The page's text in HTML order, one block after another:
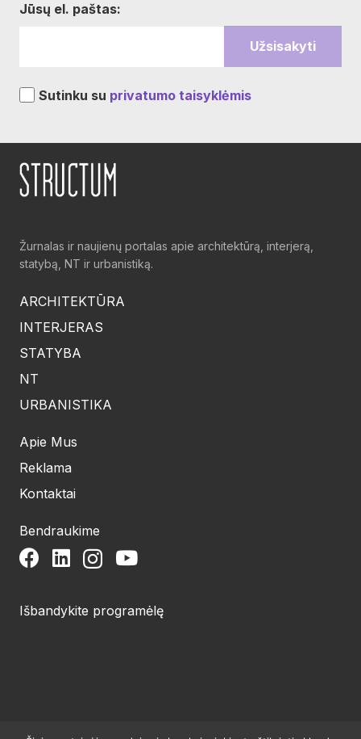
Jūsų el. paštas:
Sutinku su privatumo taisyklėmis
Žurnalas ir naujienų portalas apie architektūrą, interjerą,
statybą, NT ir urbanistiką.
ARCHITEKTŪRA
INTERJERAS
STATYBA
NT
URBANISTIKA
Apie Mus
Reklama
Kontaktai
Bendraukime
Išbandykite programėlę